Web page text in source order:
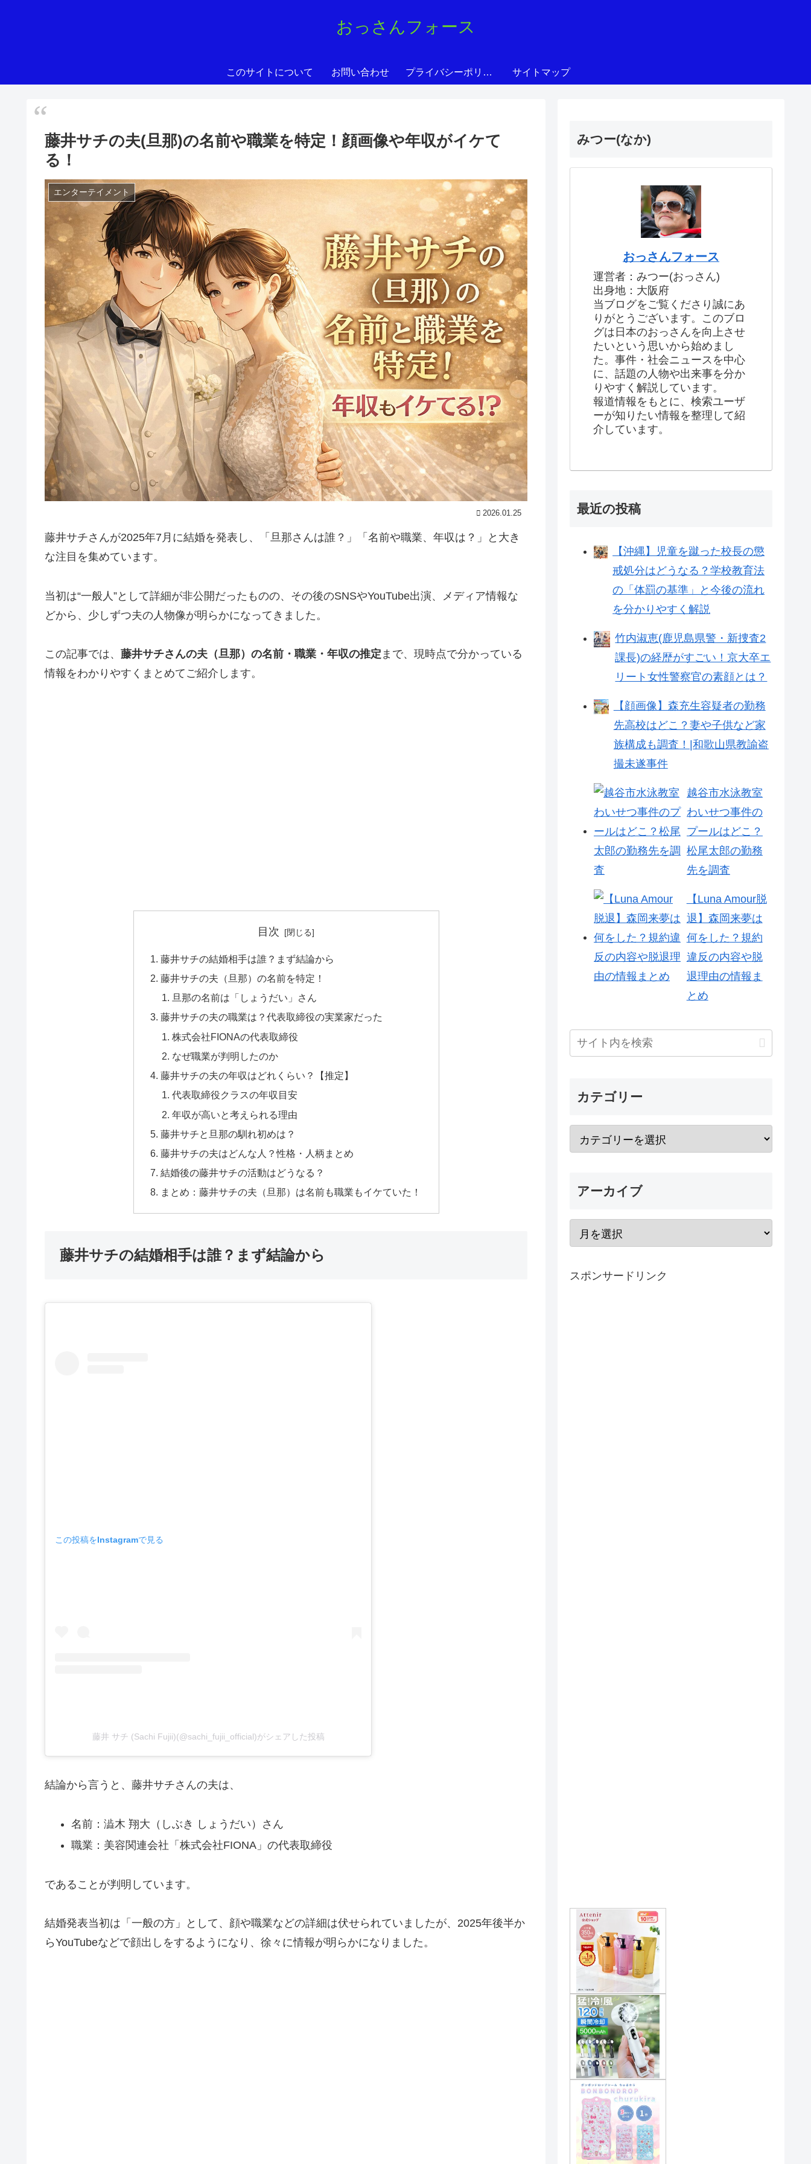
おっさんフォース
このサイトについて お問い合わせ プライバシーポリシー サイトマップ
藤井サチの夫(旦那)の名前や職業を特定！顔画像や年収がイケて
る！
エンターテイメント
2026.01.25
藤井サチさんが2025年7月に結婚を発表し、「旦那さんは誰？」「名前や職業、年収は？」と大き
な注目を集めています。
当初は“一般人”として詳細が非公開だったものの、その後のSNSやYouTube出演、メディア情報な
どから、少しずつ夫の人物像が明らかになってきました。
この記事では、 藤井サチさんの夫（旦那）の名前・職業・年収の推定 まで、現時点で分かっている
情報をわかりやすくまとめてご紹介します。
目次
藤井サチの結婚相手は誰？まず結論から
藤井サチの夫（旦那）の名前を特定！
旦那の名前は「しょうだい」さん
藤井サチの夫の職業は？代表取締役の実業家だった
株式会社FIONAの代表取締役
なぜ職業が判明したのか
藤井サチの夫の年収はどれくらい？【推定】
代表取締役クラスの年収目安
年収が高いと考えられる理由
藤井サチと旦那の馴れ初めは？
藤井サチの夫はどんな人？性格・人柄まとめ
結婚後の藤井サチの活動はどうなる？
まとめ：藤井サチの夫（旦那）は名前も職業もイケていた！
藤井サチの結婚相手は誰？まず結論から
この投稿をInstagramで見る
藤井 サチ (Sachi Fujii)(@sachi_fujii_official)がシェアした投稿
結論から言うと、藤井サチさんの夫は、
名前：澁木 翔大（しぶき しょうだい）さん
職業：美容関連会社「株式会社FIONA」の代表取締役
であることが判明しています。
結婚発表当初は「一般の方」として、顔や職業などの詳細は伏せられていましたが、2025年後半か
らYouTubeなどで顔出しをするようになり、徐々に情報が明らかになりました。
みつー(なか)
おっさんフォース
運営者：みつー(おっさん)
出身地：大阪府
当ブログをご覧くださり誠にあ
りがとうございます。このブロ
グは日本のおっさんを向上させ
たいという思いから始めまし
た。事件・社会ニュースを中心
に、話題の人物や出来事を分か
りやすく解説しています。
報道情報をもとに、検索ユーザ
ーが知りたい情報を整理して紹
介しています。
最近の投稿
【沖縄】児童を蹴った校長の懲
戒処分はどうなる？学校教育法
の「体罰の基準」と今後の流れ
を分かりやすく解説
竹内淑恵(鹿児島県警・新捜査2
課長)の経歴がすごい！京大卒エ
リート女性警察官の素顔とは？
【顔画像】森充生容疑者の勤務
先高校はどこ？妻や子供など家
族構成も調査！|和歌山県教諭盗
撮未遂事件
越谷市水泳教室
わいせつ事件の
プールはどこ？
松尾太郎の勤務
先を調査
【Luna Amour脱
退】森岡来夢は
何をした？規約
違反の内容や脱
退理由の情報ま
とめ
カテゴリー
アーカイブ
スポンサードリンク